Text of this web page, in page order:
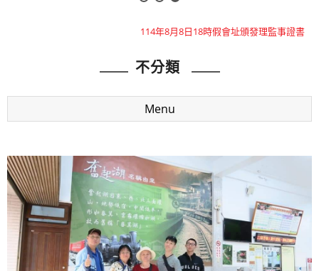
114年8月8日18時假會址頒發理監事證書
本會目前有七人座公務車乙輛歡迎大家洽借
114年8月8日18時假會址頒發理監事證書
112年模範母親已於0513日舉辦完畢感謝全體會員參與
不分類
Menu